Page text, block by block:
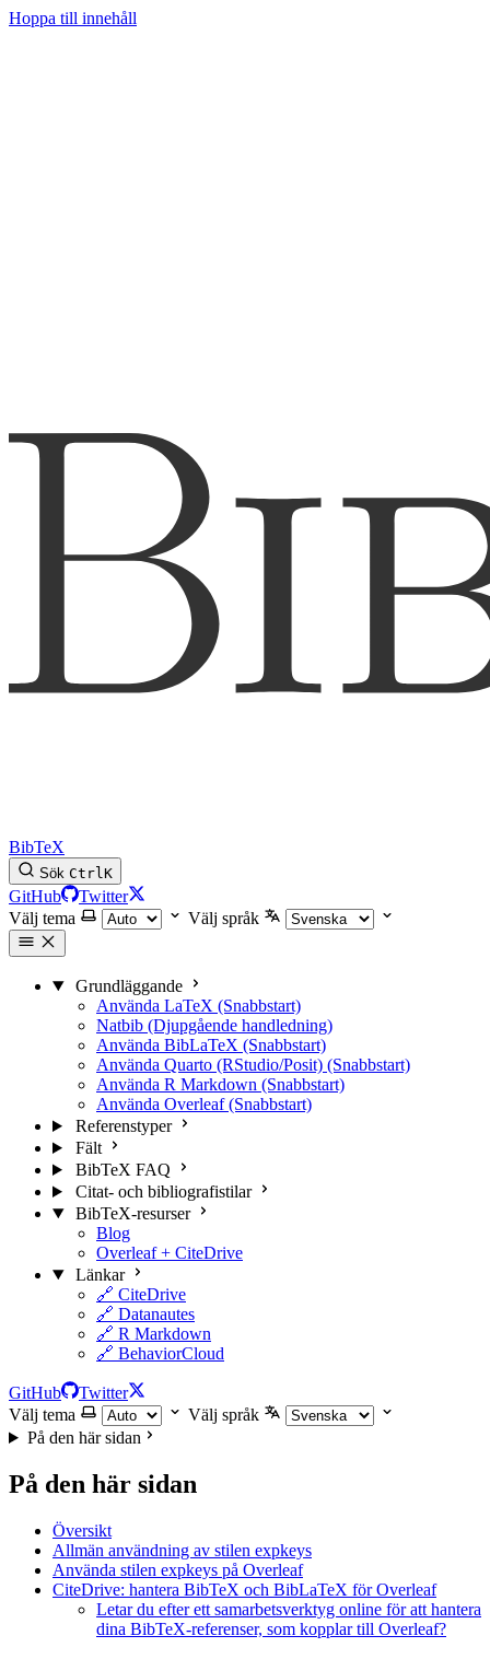
Hoppa till innehåll
BibTeX
Sök CtrlK
GitHub
Twitter
Välj tema
Välj språk
Grundläggande
Använda LaTeX (Snabbstart)
Natbib (Djupgående handledning)
Använda BibLaTeX (Snabbstart)
Använda Quarto (RStudio/Posit) (Snabbstart)
Använda R Markdown (Snabbstart)
Använda Overleaf (Snabbstart)
Referenstyper
Fält
BibTeX FAQ
Citat- och bibliografistilar
BibTeX-resurser
Blog
Overleaf + CiteDrive
Länkar
🔗 CiteDrive
🔗 Datanautes
🔗 R Markdown
🔗 BehaviorCloud
GitHub
Twitter
Välj tema
Välj språk
På den här sidan
På den här sidan
Översikt
Allmän användning av stilen expkeys
Använda stilen expkeys på Overleaf
CiteDrive: hantera BibTeX och BibLaTeX för Overleaf
Letar du efter ett samarbetsverktyg online för att hantera
dina BibTeX-referenser, som kopplar till Overleaf?